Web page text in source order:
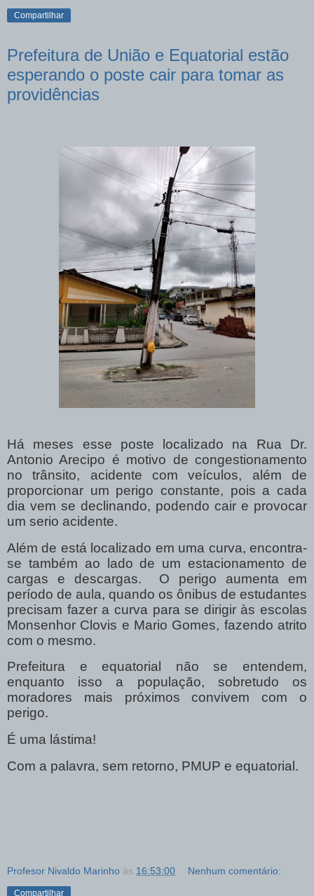
Compartilhar
Prefeitura de União e Equatorial estão
esperando o poste cair para tomar as
providências
Há meses esse poste localizado na Rua Dr.
Antonio Arecipo é motivo de congestionamento
no trânsito, acidente com veículos, além de
proporcionar um perigo constante, pois a cada
dia vem se declinando, podendo cair e provocar
um serio acidente.
Além de está localizado em uma curva, encontra-
se também ao lado de um estacionamento de
cargas e descargas.
O perigo aumenta em
período de aula, quando os ônibus de estudantes
precisam fazer a curva para se dirigir às escolas
Monsenhor Clovis e Mario Gomes, fazendo atrito
com o mesmo.
Prefeitura e equatorial não se entendem,
enquanto isso a população, sobretudo os
moradores mais próximos convivem com o
perigo.
É uma lástima!
Com a palavra, sem retorno, PMUP e equatorial.
Profesor Nivaldo Marinho às 16:53:00 Nenhum comentário:
Compartilhar